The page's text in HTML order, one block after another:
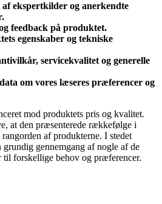
ekspertkilder og anerkendte
feedback på produktet.
egenskaber og tekniske
servicekvalitet og generelle
om vores læseres præferencer og
mod produktets pris og kvalitet.
at den præsenterede rækkefølge i
af produkterne. I stedet
gennemgang af nogle af de
til forskellige behov og præferencer.